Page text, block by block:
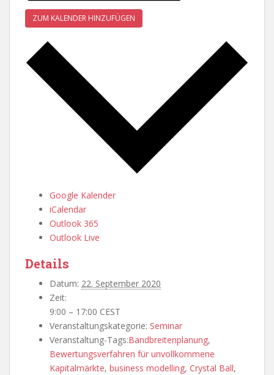
ZUM KALENDER HINZUFÜGEN
Google Kalender
iCalendar
Outlook 365
Outlook Live
Details
Datum: 22. September 2020
Zeit:
9:00 – 17:00 CEST
Veranstaltungskategorie: Seminar
Veranstaltung-Tags:Bandbreitenplanung,
Bewertungsverfahren für unvollkommene
Kapitalmärkte, business modelling, Crystal Ball,